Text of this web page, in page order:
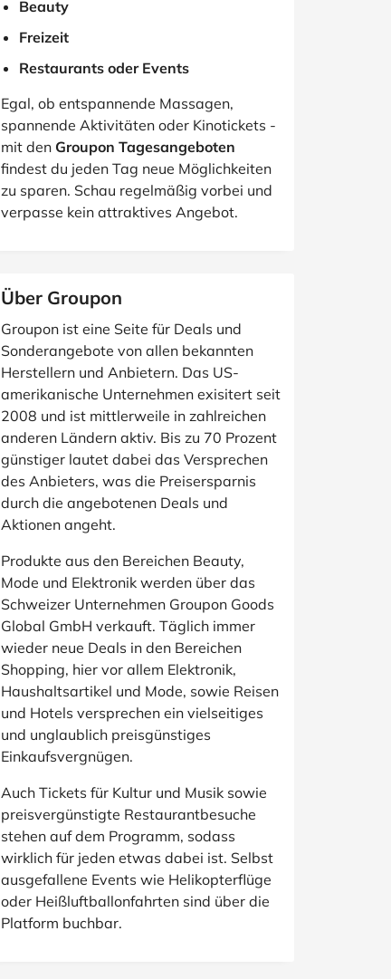
Beauty
Freizeit
Restaurants oder Events
Egal, ob entspannende Massagen,
spannende Aktivitäten oder Kinotickets -
mit den Groupon Tagesangeboten
findest du jeden Tag neue Möglichkeiten
zu sparen. Schau regelmäßig vorbei und
verpasse kein attraktives Angebot.
Über Groupon
Groupon ist eine Seite für Deals und
Sonderangebote von allen bekannten
Herstellern und Anbietern. Das US-
amerikanische Unternehmen exisitert seit
2008 und ist mittlerweile in zahlreichen
anderen Ländern aktiv. Bis zu 70 Prozent
günstiger lautet dabei das Versprechen
des Anbieters, was die Preisersparnis
durch die angebotenen Deals und
Aktionen angeht.
Produkte aus den Bereichen Beauty,
Mode und Elektronik werden über das
Schweizer Unternehmen Groupon Goods
Global GmbH verkauft. Täglich immer
wieder neue Deals in den Bereichen
Shopping, hier vor allem Elektronik,
Haushaltsartikel und Mode, sowie Reisen
und Hotels versprechen ein vielseitiges
und unglaublich preisgünstiges
Einkaufsvergnügen.
Auch Tickets für Kultur und Musik sowie
preisvergünstigte Restaurantbesuche
stehen auf dem Programm, sodass
wirklich für jeden etwas dabei ist. Selbst
ausgefallene Events wie Helikopterflüge
oder Heißluftballonfahrten sind über die
Platform buchbar.